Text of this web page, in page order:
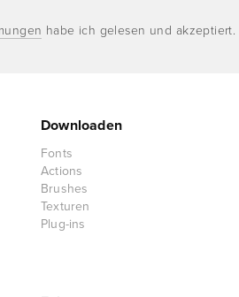
habe ich gelesen und akzeptiert.
Downloaden
Fonts
Actions
Brushes
Texturen
Plug-ins